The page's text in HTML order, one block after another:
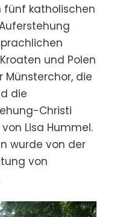
fünf katholischen
und Polen
Münsterchor, die
die
Christi
Lisa Hummel.
wurde von der
von